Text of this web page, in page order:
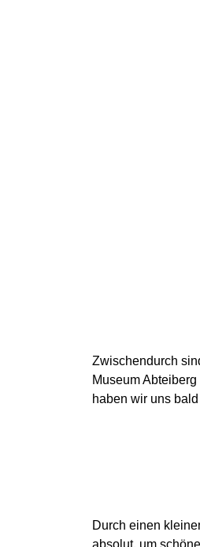
Zwischendurch
Museum
haben wir uns
Durch einen
absolut, um